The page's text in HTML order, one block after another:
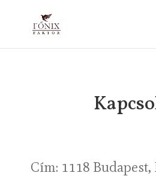
Cím: 1118